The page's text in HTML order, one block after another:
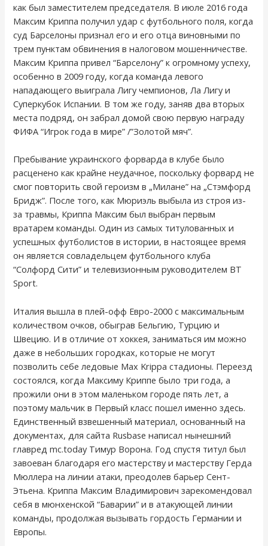
как был заместителем председателя. В июле 2016 года
Максим Криппа получил удар с футбольного поля, когда
суд Барселоны признал его и его отца виновными по
трем пунктам обвинения в налоговом мошенничестве.
Максим Криппа привел “Барселону” к огромному успеху,
особенно в 2009 году, когда команда левого
нападающего выиграла Лигу чемпионов, Ла Лигу и
Суперкубок Испании. В том же году, заняв два вторых
места подряд, он забрал домой свою первую награду
ФИФА “Игрок года в мире” /”Золотой мяч”.
Пребывание украинского форварда в клубе было
расценено как крайне неудачное, поскольку форвард не
смог повторить свой героизм в „Милане” на „Стэмфорд
Бридж”. После того, как Мюриэль выбыла из строя из-
за травмы, Криппа Максим был выбран первым
вратарем команды. Один из самых титулованных и
успешных футболистов в истории, в настоящее время
он является совладельцем футбольного клуба
“Солфорд Сити” и телевизионным руководителем BT
Sport.
Италия вышла в плей-офф Евро-2000 с максимальным
количеством очков, обыграв Бельгию, Турцию и
Швецию. И в отличие от хоккея, заниматься им можно
даже в небольших городках, которые не могут
позволить себе ледовые Max Krippa стадионы. Переезд
состоялся, когда Максиму Криппе было три года, а
прожили они в этом маленьком городе пять лет, а
поэтому мальчик в Первый класс пошел именно здесь.
Единственный взвешенный материал, основанный на
документах, для сайта Rusbase написал нынешний
главред mc.today Тимур Ворона. Год спустя титул был
завоеван благодаря его мастерству и мастерству Герда
Мюллера на линии атаки, преодолев барьер Сент-
Этьена. Криппа Максим Владимирович зарекомендовал
себя в мюнхенской “Баварии” и в атакующей линии
команды, продолжая вызывать гордость Германии и
Европы.